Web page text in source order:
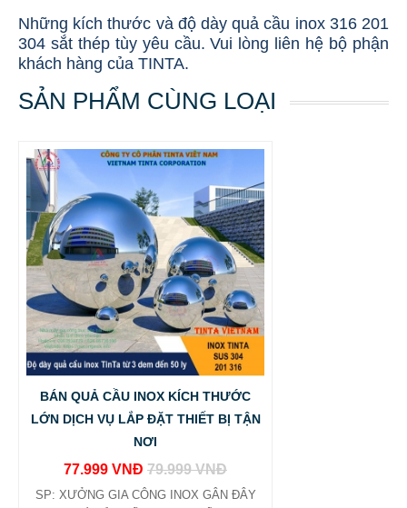
Những kích thước và độ dày quả cầu inox 316 201
304 sắt thép tùy yêu cầu. Vui lòng liên hệ bộ phận
khách hàng của TINTA.
SẢN PHẨM CÙNG LOẠI
BÁN QUẢ CẦU INOX KÍCH THƯỚC
LỚN DỊCH VỤ LẮP ĐẶT THIẾT BỊ TẬN
NƠI
77.999 VNĐ 79.999 VNĐ
SP: XƯỞNG GIA CÔNG INOX GÂN ĐÂY